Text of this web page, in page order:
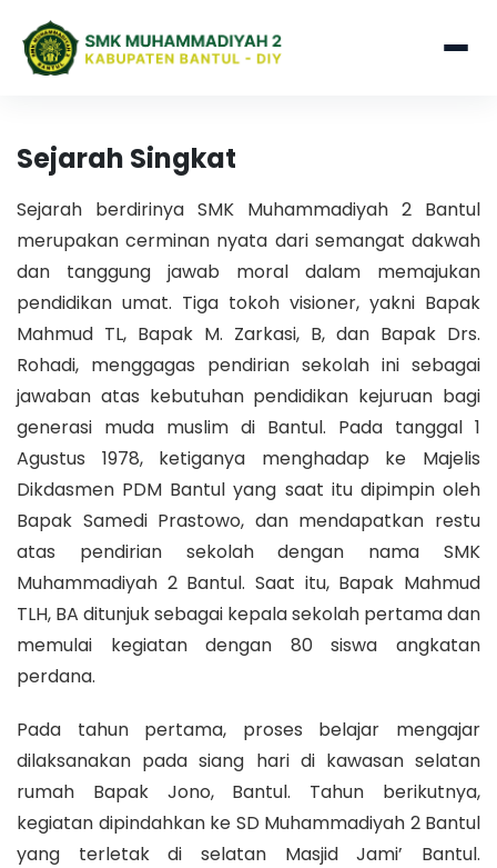
Sejarah Singkat
Sejarah berdirinya SMK Muhammadiyah 2 Bantul
merupakan cerminan nyata dari semangat dakwah
dan tanggung jawab moral dalam memajukan
pendidikan umat. Tiga tokoh visioner, yakni Bapak
Mahmud TL, Bapak M. Zarkasi, B, dan Bapak Drs.
Rohadi, menggagas pendirian sekolah ini sebagai
jawaban atas kebutuhan pendidikan kejuruan bagi
generasi muda muslim di Bantul. Pada tanggal 1
Agustus 1978, ketiganya menghadap ke Majelis
Dikdasmen PDM Bantul yang saat itu dipimpin oleh
Bapak Samedi Prastowo, dan mendapatkan restu
atas pendirian sekolah dengan nama SMK
Muhammadiyah 2 Bantul. Saat itu, Bapak Mahmud
TLH, BA ditunjuk sebagai kepala sekolah pertama dan
memulai kegiatan dengan 80 siswa angkatan
perdana.
Pada tahun pertama, proses belajar mengajar
dilaksanakan pada siang hari di kawasan selatan
rumah Bapak Jono, Bantul. Tahun berikutnya,
kegiatan dipindahkan ke SD Muhammadiyah 2 Bantul
yang terletak di selatan Masjid Jami’ Bantul.